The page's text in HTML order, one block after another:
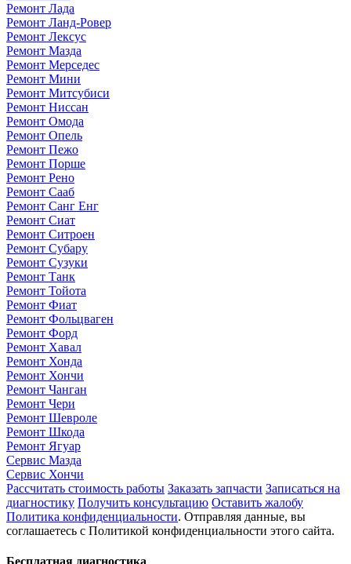
Ремонт Лада
Ремонт Ланд-Ровер
Ремонт Лексус
Ремонт Мазда
Ремонт Мерседес
Ремонт Мини
Ремонт Митсубиси
Ремонт Ниссан
Ремонт Омода
Ремонт Опель
Ремонт Пежо
Ремонт Порше
Ремонт Рено
Ремонт Сааб
Ремонт Санг Енг
Ремонт Сиат
Ремонт Ситроен
Ремонт Субару
Ремонт Сузуки
Ремонт Танк
Ремонт Тойота
Ремонт Фиат
Ремонт Фольцваген
Ремонт Форд
Ремонт Хавал
Ремонт Хонда
Ремонт Хончи
Ремонт Чанган
Ремонт Чери
Ремонт Шевроле
Ремонт Шкода
Ремонт Ягуар
Сервис Мазда
Сервис Хончи
Рассчитать стоимость работы Заказать запчасти Записаться на
диагностику Получить консультацию Оставить жалобу
Политика конфиденциальности. Отправляя данные, вы
соглашаетесь с Политикой конфиденциальности этого сайта.